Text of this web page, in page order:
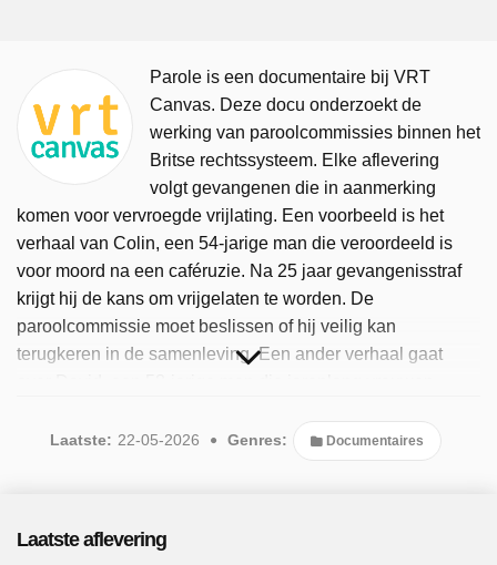
Parole is een documentaire bij VRT
Canvas. Deze docu onderzoekt de
werking van paroolcommissies binnen het
Britse rechtssysteem. Elke aflevering
volgt gevangenen die in aanmerking
komen voor vervroegde vrijlating. Een voorbeeld is het
verhaal van Colin, een 54-jarige man die veroordeeld is
voor moord na een caféruzie. Na 25 jaar gevangenisstraf
krijgt hij de kans om vrijgelaten te worden. De
paroolcommissie moet beslissen of hij veilig kan
terugkeren in de samenleving. Een ander verhaal gaat
te overtuigen dat hij veranderd is. Parole biedt inzicht in de
complexe beslissingen die paroolcommissies moeten
beschikbaar. Er zijn 4 afleveringen uitgezonden, de meest
Laatste: 22-05-2026 Genres: Documentaires
Laatste aflevering